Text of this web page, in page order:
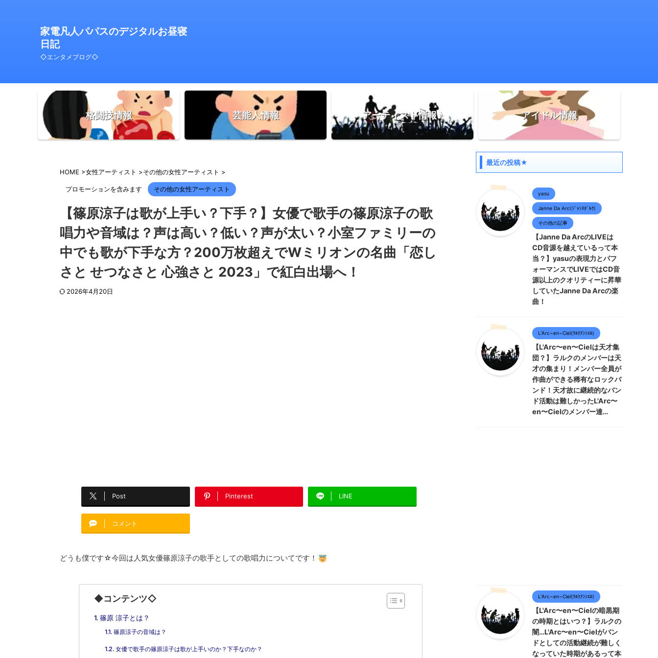
家電凡人パパスのデジタルお昼寝
日記
◇エンタメブログ◇
格闘技情報 芸能人情報 アーティスト情報♪ アイドル情報
HOME >女性アーティスト >その他の女性アーティスト >
プロモーションを含みます その他の女性アーティスト
【篠原涼子は歌が上手い？下手？】女優で歌手の篠原涼子の歌
唱力や音域は？声は高い？低い？声が太い？小室ファミリーの
中でも歌が下手な方？200万枚超えでWミリオンの名曲「恋し
さと せつなさと 心強さと 2023」で紅白出場へ！
2026年4月20日
Post Pinterest LINE
コメント
どうも僕です☆今回は人気女優篠原涼子の歌手としての歌唱力についてです！
◆コンテンツ◇
篠原 涼子とは？
篠原涼子の音域は？
女優で歌手の篠原涼子は歌が上手いのか？下手なのか？
最近の投稿★
yasu
Janne Da Arc(ｼﾞｬﾝﾇﾀﾞﾙｸ)
その他の記事
【Janne Da ArcのLIVEは
CD音源を越えているって本
当？】yasuの表現力とパフ
ォーマンスでLIVEではCD音
源以上のクオリティーに昇華
していたJanne Da Arcの楽
曲！
L’Arc~en~Ciel(ﾗﾙｸｱﾝｼｴﾙ)
【L'Arc〜en〜Cielは天才集
団？】ラルクのメンバーは天
才の集まり！メンバー全員が
作曲ができる稀有なロックバ
ンド！天才故に継続的なバン
ド活動は難しかったL'Arc〜
en〜Cielのメンバー達…
L’Arc~en~Ciel(ﾗﾙｸｱﾝｼｴﾙ)
【L'Arc〜en〜Cielの暗黒期
の時期とはいつ？】ラルクの
闇…L'Arc〜en〜Cielがバン
ドとしての活動継続が難しく
なっていた時期があるって本